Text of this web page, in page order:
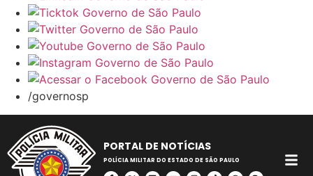
/governosp
PORTAL DE NOTÍCIAS
POLÍCIA MILITAR DO ESTADO DE SÃO PAULO